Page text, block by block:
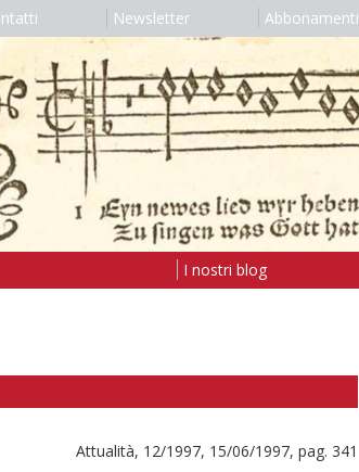
Newsletter Abbonamenti
I nostri blog
Attualità, 12/1997, 15/06/1997, pag. 341